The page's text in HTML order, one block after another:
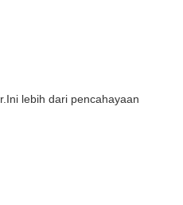
lebih dari pencahayaan